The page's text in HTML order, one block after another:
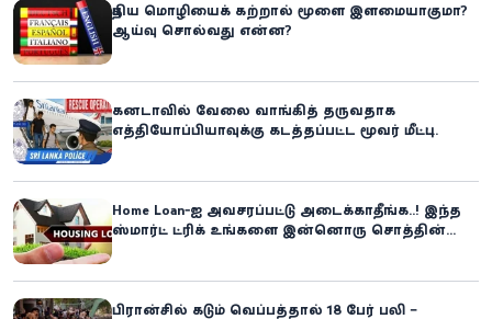
புதிய மொழியைக் கற்றால் மூளை இளமையாகுமா?
ஆய்வு சொல்வது என்ன?
கனடாவில் வேலை வாங்கித் தருவதாக
எத்தியோப்பியாவுக்கு கடத்தப்பட்ட மூவர் மீட்பு:
Home Loan-ஐ அவசரப்பட்டு அடைக்காதீங்க..! இந்த
ஸ்மார்ட் ட்ரிக் உங்களை இன்னொரு சொத்தின்
பிரான்சில் கடும் வெப்பத்தால் 18 பேர் பலி –